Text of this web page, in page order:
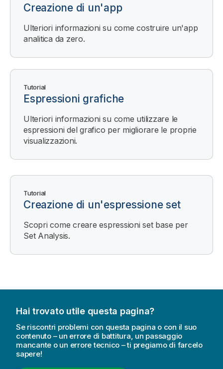
Creazione di un'app
Ulteriori informazioni su come costruire un'app
analitica da zero.
Tutorial
Espressioni grafiche
Ulteriori informazioni su come utilizzare le
espressioni del grafico per migliorare le proprie
visualizzazioni.
Tutorial
Creazione di un'espressione set
Scopri come creare espressioni set base per
Set Analysis.
Hai trovato utile questa pagina?
Se riscontri problemi con questa pagina o con il suo
contenuto – un errore di battitura, un passaggio
mancante o un errore tecnico – ti pregiamo di farcelo
sapere!